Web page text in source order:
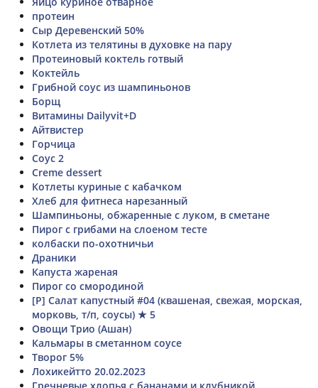
протеин
Сыр Деревенский 50%
Котлета из телятины в духовке на пару
Протеиновый коктель готвый
Коктейль
Грибной соус из шампиньонов
Борщ
Витамины Dailyvit+D
Айтвистер
Горчица
Соус 2
Creme dessert
Котлеты куриные с кабачком
Хлеб для фитнеса нарезанный
Шампиньоны, обжаренные с луком, в сметане
Пирог с грибами на слоеном тесте
колбаски по-охотничьи
Драники
Капуста жареная
Пирог со смородиной
[Р] Салат капустный #04 (квашеная, свежая, морская,
морковь, т/п, соусы) ★ 5
Овощи Трио (Ашан)
Кальмары в сметанном соусе
Творог 5%
Лохикейтто 20.02.2023